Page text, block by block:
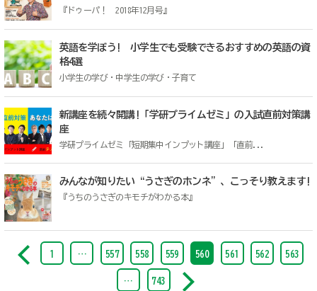
『ドゥーパ！ 2018年12月号』
英語を学ぼう! 小学生でも受験できるおすすめの英語の資
格4選
小学生の学び・中学生の学び・子育て
新講座を続々開講!「学研プライムゼミ」の入試直前対策講
座
学研プライムゼミ「短期集中インプット講座」「直前...
みんなが知りたい“うさぎのホンネ”、こっそり教えます!
『うちのうさぎのキモチがわかる本』
1 … 557 558 559 560 561 562 563
… 743